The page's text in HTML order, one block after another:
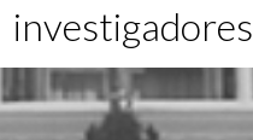
investigadores